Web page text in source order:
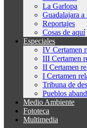
La Garlopa
Guadalajara
Reportajes
Cosas de aquí
Especiales
IV Certamen
III Certamen
II Certamen
I Certamen
Tribuna de
Pueblos
Medio Ambiente
Fototeca
Multimedia